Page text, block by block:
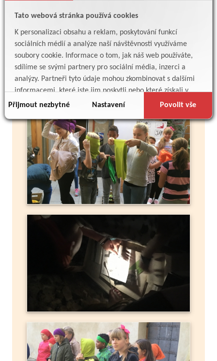
Tato webová stránka používá cookies
K personalizaci obsahu a reklam, poskytování funkcí
sociálních médií a analýze naší návštěvnosti využíváme
soubory cookie. Informace o tom, jak náš web používáte,
sdílíme se svými partnery pro sociální média, inzerci a
analýzy. Partneři tyto údaje mohou zkombinovat s dalšími
informacemi, které jste jim poskytli nebo které získali v
důsledku toho, že používáte jejich služby.
Přijmout nezbytné Nastavení Povolit vše
Více
Mise Vyšehrad